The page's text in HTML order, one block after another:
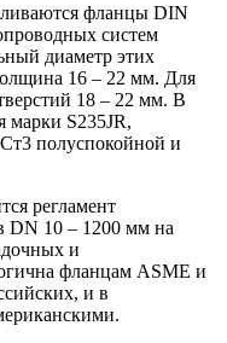
фланцы DIN
систем
диаметр этих
16 – 22 мм. Для
18 – 22 мм. В
марки S235JR,
полуспокойной и
регламент
DN 10 – 1200 мм на
и
фланцам ASME и
и в